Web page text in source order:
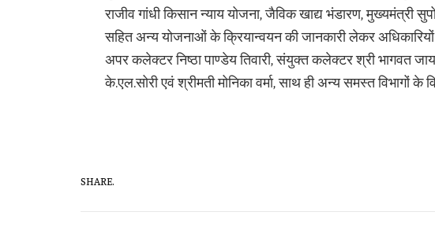
राजीव गांधी किसान न्याय योजना, जैविक खाद्य भंडारण, मुख्यमंत्री
सहित अन्य योजनाओं के क्रियान्वयन की जानकारी लेकर
अपर कलेक्टर निष्ठा पाण्डेय तिवारी, संयुक्त कलेक्टर श्री भागवत
के.एल.सोरी एवं श्रीमती मोनिका वर्मा, साथ ही अन्य समस्त विभागों
SHARE.